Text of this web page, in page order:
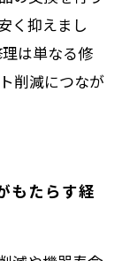
く抑えまし
は単なる修
削減につなが
もたらす経